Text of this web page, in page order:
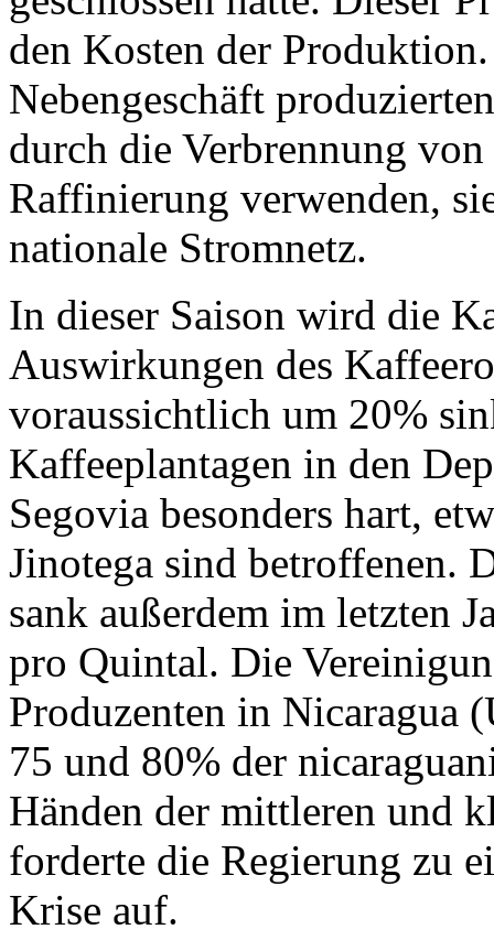
den Kosten der
Nebengeschäft
durch die Verbrennung
Raffinierung verwenden,
nationale Stromnetz.
In dieser Saison wird die
Auswirkungen des
voraussichtlich um 20%
Kaffeeplantagen in den
Segovia besonders hart,
Jinotega sind betroffenen.
sank außerdem im letzten
pro Quintal. Die
Produzenten in Nicaragua
75 und 80% der
Händen der mittleren und
forderte die Regierung zu
Krise auf.